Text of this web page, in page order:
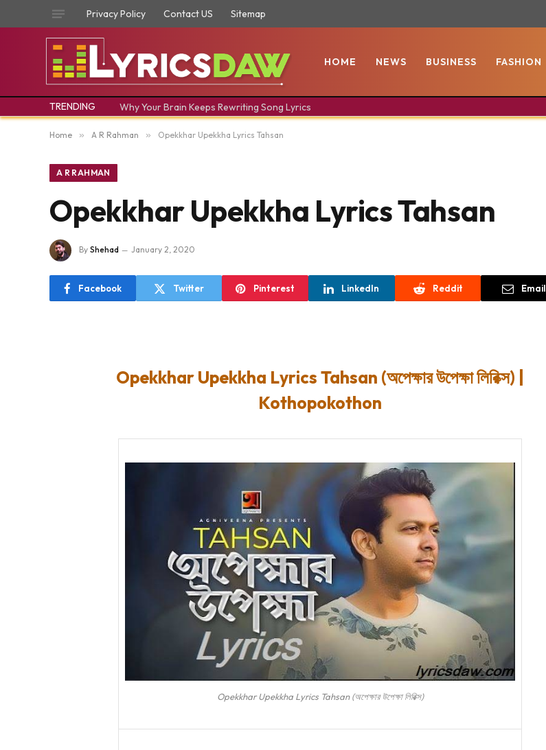
Privacy Policy Contact US Sitemap
HOME NEWS BUSINESS FASHION
TRENDING Why Your Brain Keeps Rewriting Song Lyrics
Home » A R Rahman » Opekkhar Upekkha Lyrics Tahsan
A R RAHMAN
Opekkhar Upekkha Lyrics Tahsan
By Shehad January 2, 2020
Facebook Twitter Pinterest LinkedIn Reddit Email
Opekkhar Upekkha Lyrics Tahsan (অপেক্ষার উপেক্ষা লিরিক্স) |
Kothopokothon
Opekkhar Upekkha Lyrics Tahsan (অপেক্ষার উপেক্ষা লিরিক্স)